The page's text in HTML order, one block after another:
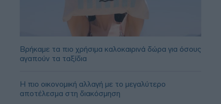
Βρήκαμε τα πιο χρήσιμα καλοκαιρινά δώρα για όσους
αγαπούν τα ταξίδια
Η πιο οικονομική αλλαγή με το μεγαλύτερο
αποτέλεσμα στη διακόσμηση